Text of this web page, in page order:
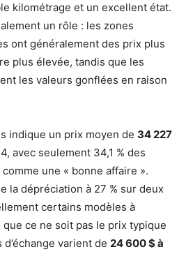
kilométrage et un excellent état.
un rôle : les zones
ont généralement des prix plus
plus élevée, tandis que les
les valeurs gonflées en raison
indique un prix moyen de 34 227
avec seulement 34,1 % des
une « bonne affaire ».
la dépréciation à 27 % sur deux
certains modèles à
que ce ne soit pas le prix typique
varient de 24 600 $ à